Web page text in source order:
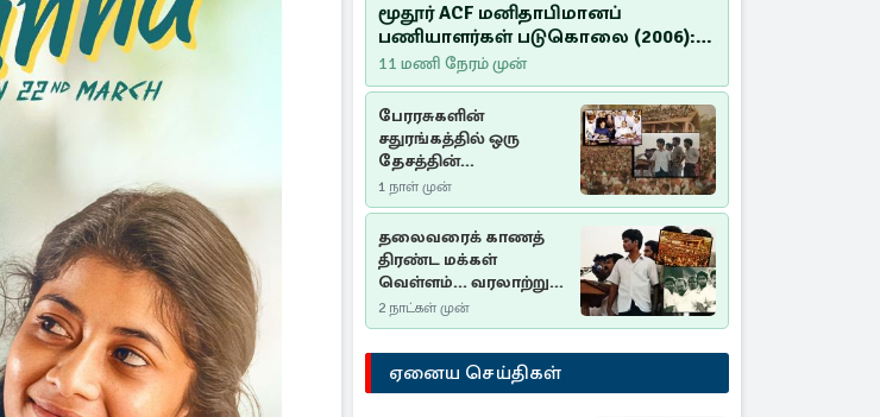
மூதூர் ACF மனிதாபிமானப்
பணியாளர்கள் படுகொலை (2006):
20 ஆண்டுகளாகியும் நீதி
மறுக்கப்பட்ட மனிதாபிமானப்
பேரவலம்
11 மணி நேரம் முன்
பேரரசுகளின்
சதுரங்கத்தில் ஒரு
தேசத்தின்
தீர்க்கதரிசனம் :
சுதுமலை பிரகடனம்
ஒரு வரலாற்றுப் பாடம்
1 நாள் முன்
தலைவரைக் காணத்
திரண்ட மக்கள்
வெள்ளம்... வரலாற்றுச்
சிறப்புமிக்க சுதுமலைப்
பிரகடனம்…
2 நாட்கள் முன்
ஏனைய செய்திகள்